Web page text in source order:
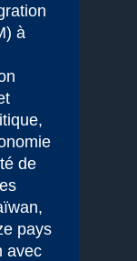
à
de
pays
avec